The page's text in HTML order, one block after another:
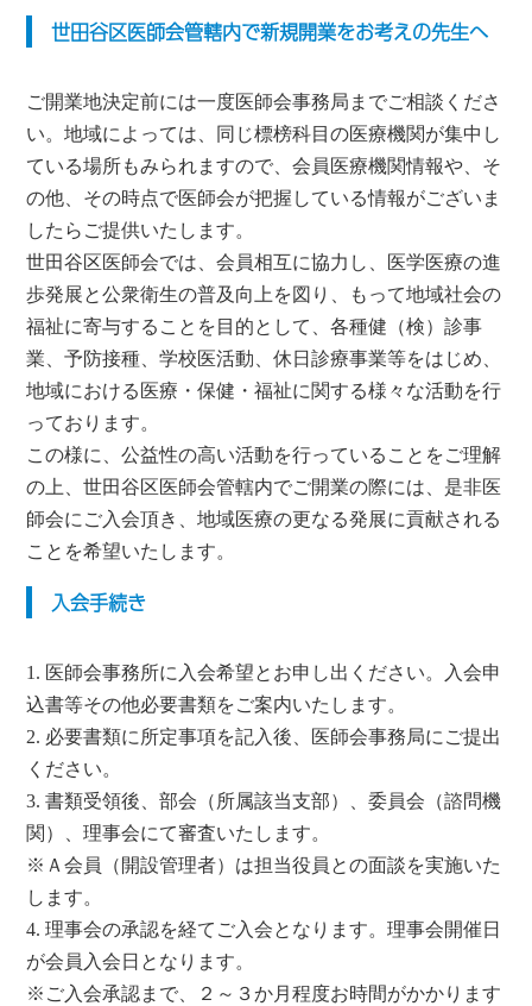
世田谷区医師会管轄内で新規開業をお考えの先生へ
ご開業地決定前には一度医師会事務局までご相談くださ
い。地域によっては、同じ標榜科目の医療機関が集中し
ている場所もみられますので、会員医療機関情報や、そ
の他、その時点で医師会が把握している情報がございま
したらご提供いたします。
世田谷区医師会では、会員相互に協力し、医学医療の進
歩発展と公衆衛生の普及向上を図り、もって地域社会の
福祉に寄与することを目的として、各種健（検）診事
業、予防接種、学校医活動、休日診療事業等をはじめ、
地域における医療・保健・福祉に関する様々な活動を行
っております。
この様に、公益性の高い活動を行っていることをご理解
の上、世田谷区医師会管轄内でご開業の際には、是非医
師会にご入会頂き、地域医療の更なる発展に貢献される
ことを希望いたします。
入会手続き
医師会事務所に入会希望とお申し出ください。入会申
込書等その他必要書類をご案内いたします。
必要書類に所定事項を記入後、医師会事務局にご提出
ください。
書類受領後、部会（所属該当支部）、委員会（諮問機
関）、理事会にて審査いたします。
※Ａ会員（開設管理者）は担当役員との面談を実施いた
します。
理事会の承認を経てご入会となります。理事会開催日
が会員入会日となります。
※ご入会承認まで、２～３か月程度お時間がかかります